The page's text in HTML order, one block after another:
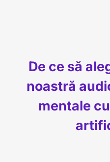
De ce să
noastră
mentale